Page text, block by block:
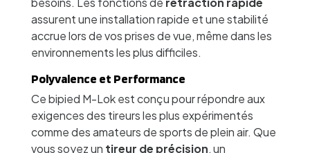
assurent une installation rapide et une stabilité
accrue lors de vos prises de vue, même dans les
environnements les plus difficiles.
Polyvalence et Performance
Ce bipied M-Lok est conçu pour répondre aux
exigences des tireurs les plus expérimentés
comme des amateurs de sports de plein air. Que
vous soyez un tireur de précision, un